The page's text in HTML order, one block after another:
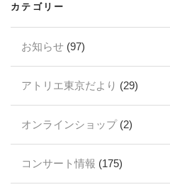
カテゴリー
お知らせ (97)
アトリエ東京だより (29)
オンラインショップ(2)
コンサート情報 (175)